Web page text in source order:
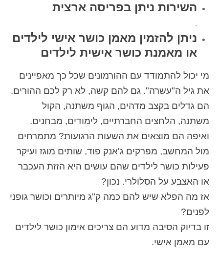
השירות ניתן בפריסה ארצית
.
ניתן להזמין מאמן כושר אישי לילדים
או מאמנת כושר אישית לילדים
מי יכול להתמודד עם ההורמונים שכל כך מאפיינים
את גיל ה"עשרה". גם להם קשה, לא רק לכם ההורים.
הם גדלים בקצב מדהים, הגוף משתנה, הקול
משתנה, הלחצים החברתיים, לימודים, מבחנים.
ואיפה הם מוצאים את השעות הרגועות? מתמרחים
מול המחשב, מפרקים ג'אנק פוד, שותים מוגז ועיקר
פעילות כושר לילדים שהם עושים היא הזזת העכבר
או האצבע על הסלולרי. נכון?
אז מה הפלא שיש להם כמה ק"ג מיותרים וכושר גופני
לפנים?
זו בדיוק הסיבה מדוע הם צריכים אימון כושר לילדים
עם מאמן אישי.